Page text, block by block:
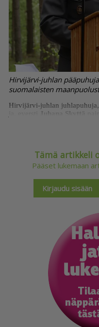
Hirvijärvi-juhlan
suomalaisten
Hir­vi­jär­vi-juh­lan
Ju­ha­na Skyt­tä
Tämä artikkeli
Pääset lukemaan
Kirjaudu sisään